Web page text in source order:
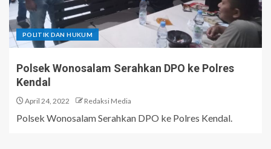
POLITIK DAN HUKUM
Polsek Wonosalam Serahkan DPO ke Polres
Kendal
April 24, 2022 Redaksi Media
Polsek Wonosalam Serahkan DPO ke Polres Kendal.